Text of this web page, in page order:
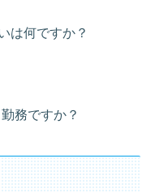
は何ですか？
務ですか？